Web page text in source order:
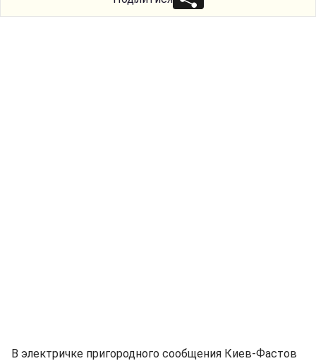
В электричке пригородного сообщения Киев-Фастов